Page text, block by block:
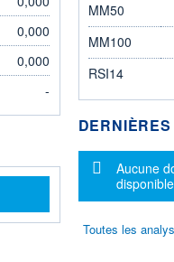
0,000
0,000
-
MM50
MM100
RSI14
Aucune
Toutes les